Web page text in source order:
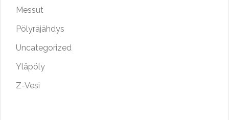
Messut
Pölyräjähdys
Uncategorized
Yläpöly
Z-Vesi